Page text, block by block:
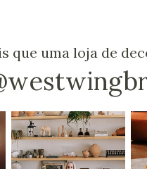
que uma loja de